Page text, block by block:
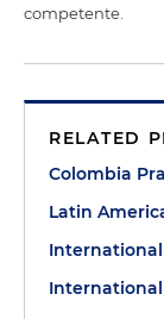
competente.
RELATED
Colombia
Latin